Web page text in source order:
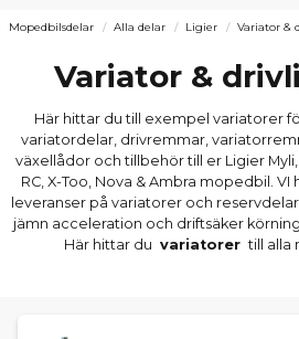
Mopedbilsdelar Alla delar Ligier Variator &
Variator &
Här hittar du till exempel variatorer
variatordelar, drivremmar,
växellådor och tillbehör till er Ligier Myli,
RC, X-Too, Nova & Ambra mopedbil.
leveranser på variatorer och
jämn acceleration och driftsäker
Här hittar du variatorer till alla